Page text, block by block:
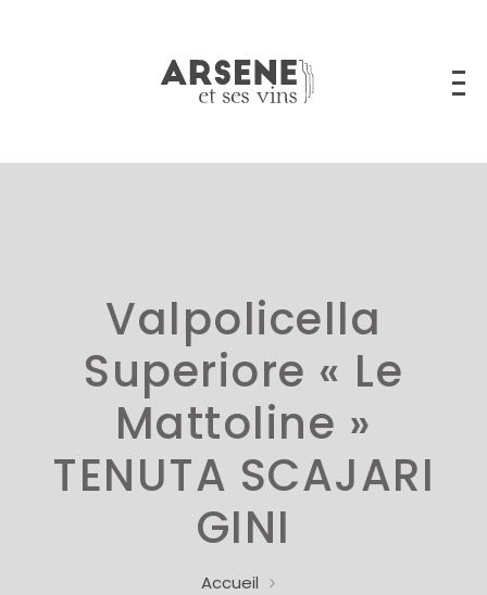
Valpolicella
Superiore « Le
Mattoline »
TENUTA SCAJARI
GINI
Accueil